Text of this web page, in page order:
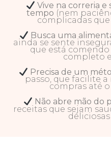
Vive na correria
tempo (nem
complicadas
Busca uma
ainda se sente
que está
completo
Precisa de um
passo, que facilite
compras até
Não abre mão do
receitas que sejam
deliciosas